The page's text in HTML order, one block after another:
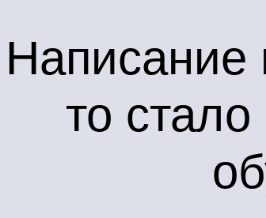
Написание
то